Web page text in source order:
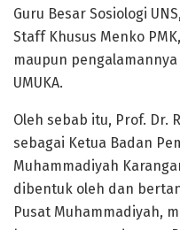
Guru Besar Sosiologi
Staff Khusus Menko
maupun
UMUKA.
Oleh sebab itu, Prof. Dr.
sebagai Ketua Badan
Muhammadiyah
dibentuk oleh dan
Pusat Muhammadiyah,